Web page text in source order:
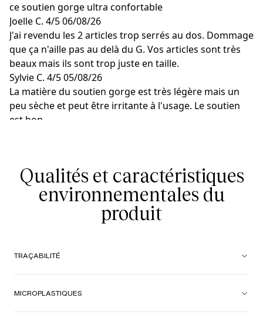
ce soutien gorge ultra confortable
Joelle C. 4/506/08/26
J'ai revendu les 2 articles trop serrés au dos. Dommage
que ça n'aille pas au delà du G. Vos articles sont très
beaux mais ils sont trop juste en taille.
Sylvie C. 4/505/08/26
La matière du soutien gorge est très légère mais un
peu sèche et peut être irritante à l'usage. Le soutien
est bon.
Michele G. 5/501/08/26
Premiers soutiens gorges sans armatures un vrai
bonheur
Qualités et caractéristiques
environnementales du
produit
TRAÇABILITÉ
MICROPLASTIQUES